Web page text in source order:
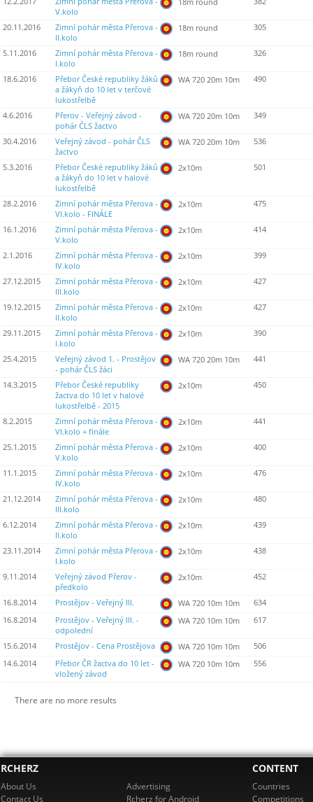
V.kolo
18m round
20.11.2016
Zimní pohár města Přerova -
II.kolo
18m round 305
5.11.2016
Zimní pohár města Přerova -
I.kolo
18m round 326
18.6.2016
Přebor České republiky žáků
a žákyň do 10 let v terčové
lukostřelbě
WA 720 20m 10m 490
4.6.2016
Přerov - Veřejný závod -
pohár ČLS žactvo
WA 720 20m 10m 349
30.4.2016
Veřejný závod - pohár ČLS
žactvo
WA 720 20m 10m 536
5.3.2016
Přebor České republiky žáků
a žákyň do 10 let v halové
lukostřelbě
2x10m 501
28.2.2016
Zimní pohár města Přerova -
VI.kolo - FINÁLE
2x10m 475
16.1.2016
Zimní pohár města Přerova -
V.kolo
2x10m 414
2.1.2016
Zimní pohár města Přerova -
IV.kolo
2x10m 399
27.12.2015
Zimní pohár města Přerova -
III.kolo
2x10m 427
19.12.2015
Zimní pohár města Přerova -
II.kolo
2x10m 427
29.11.2015
Zimní pohár města Přerova -
I.kolo
2x10m 390
25.4.2015
Veřejný závod 1. - Prostějov
- pohár ČLS žáci
WA 720 20m 10m 441
14.3.2015
Přebor České republiky
žactva do 10 let v halové
lukostřelbě - 2015
2x10m 450
8.2.2015
Zimní pohár města Přerova -
VI.kolo + finále
2x10m 441
25.1.2015
Zimní pohár města Přerova -
V.kolo
2x10m 400
11.1.2015
Zimní pohár města Přerova -
IV.kolo
2x10m 476
21.12.2014
Zimní pohár města Přerova -
III.kolo
2x10m 480
6.12.2014
Zimní pohár města Přerova -
II.kolo
2x10m 439
23.11.2014
Zimní pohár města Přerova -
I.kolo
2x10m 438
9.11.2014
Veřejný závod Přerov -
předkolo
2x10m 452
16.8.2014 Prostějov - Veřejný III. WA 720 10m 10m
634
16.8.2014
Prostějov - Veřejný III. -
odpolední
WA 720 10m 10m 617
15.6.2014 Prostějov - Cena Prostějova WA 720 10m 10m
506
14.6.2014
Přebor ČR žactva do 10 let -
vložený závod
WA 720 10m 10m 556
There are no more results
RCHERZ
About Us
Contact Us
Advertising
Rcherz for Android
CONTENT
Countries
Competitions